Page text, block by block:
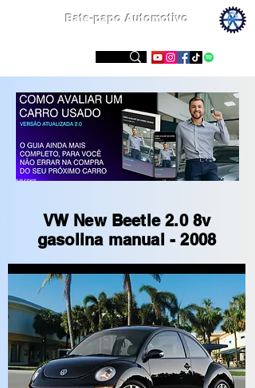
Bate-papo Automotivo
VW New Beetle 2.0 8v
gasolina manual - 2008